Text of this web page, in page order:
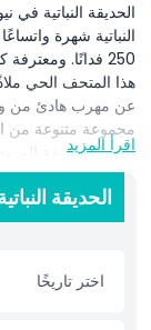
الحديقة النباتية
النباتية شهرة
250 فدانًا.
هذا المتحف الحي
عن مهرب هادئ من
مجموعة متنوعة من
نوع من الورود،
أبرز معالمها لعشاق
من
الحديقة وجهة رائدة
وهي بيت زجاجي على
اقرأ المزيد
الحديقة
اختر تاريخًا